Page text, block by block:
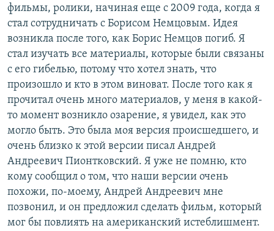
фильмы, ролики, начиная еще с 2009 года, когда я
стал сотрудничать с Борисом Немцовым. Идея
возникла после того, как Борис Немцов погиб. Я
стал изучать все материалы, которые были связаны
с его гибелью, потому что хотел знать, что
произошло и кто в этом виноват. После того как я
прочитал очень много материалов, у меня в какой-
то момент возникло озарение, я увидел, как это
могло быть. Это была моя версия происшедшего, и
очень близко к этой версии писал Андрей
Андреевич Пионтковский. Я уже не помню, кто
кому сообщил о том, что наши версии очень
похожи, по-моему, Андрей Андреевич мне
позвонил, и он предложил сделать фильм, который
мог бы повлиять на американский истеблишмент.